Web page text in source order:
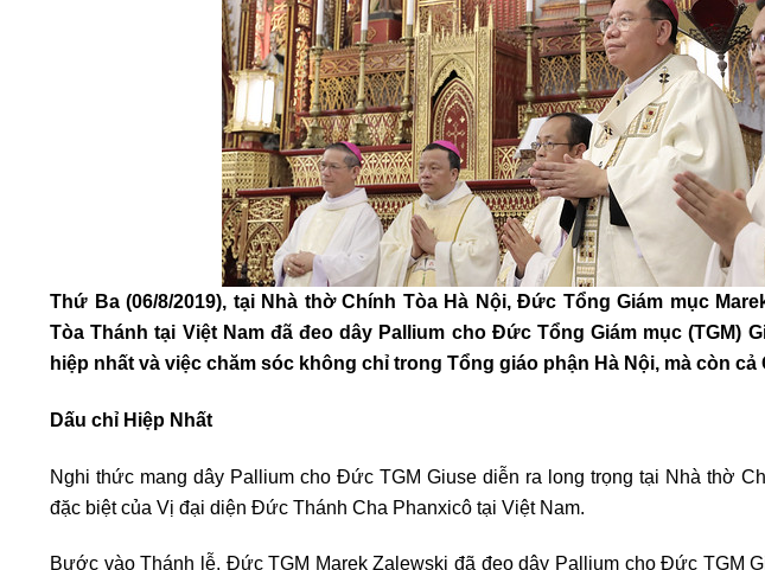
Thứ Ba (06/8/2019), tại Nhà thờ Chính Tòa Hà Nội, Đức Tổng Giám mục
Tòa Thánh tại Việt Nam đã đeo dây Pallium cho Đức Tổng Giám mục (TGM)
hiệp nhất và việc chăm sóc không chỉ trong Tổng giáo phận Hà Nội, mà còn cả
Dấu chỉ Hiệp Nhất
Nghi thức mang dây Pallium cho Đức TGM Giuse diễn ra long trọng tại Nhà thờ
đặc biệt của Vị đại diện Đức Thánh Cha Phanxicô tại Việt Nam.
Bước vào Thánh lễ, Đức TGM Marek Zalewski đã đeo dây Pallium cho Đức TGM